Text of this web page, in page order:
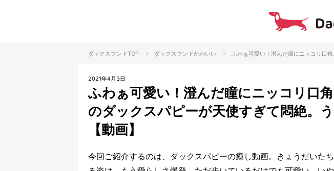
ダックスフンドTOP > ダックスフンドかわいい > ふわぁ可愛い！澄んだ瞳にニッコリ口
2021年4月3日
ふわぁ可愛い！澄んだ瞳にニッコリ口
のダックスパピーが天使すぎて悶絶。
【動画】
今回ご紹介するのは、ダックスパピーの癒し動画。きょうだいた